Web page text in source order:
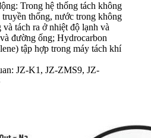
Trong hệ thống tách không
thống, nước trong không
và tách ra ở nhiệt độ lạnh và
đường ống; Hydrocarbon
tập hợp trong máy tách khí
JZ-K1, JZ-ZMS9, JZ-